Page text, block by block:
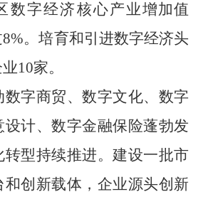
数字经济核心产业增加值
8%。培育和引进数字经济头
10家。
数字商贸、数字文化、数字
计、数字金融保险蓬勃发
转型持续推进。建设一批市
创新载体，企业源头创新